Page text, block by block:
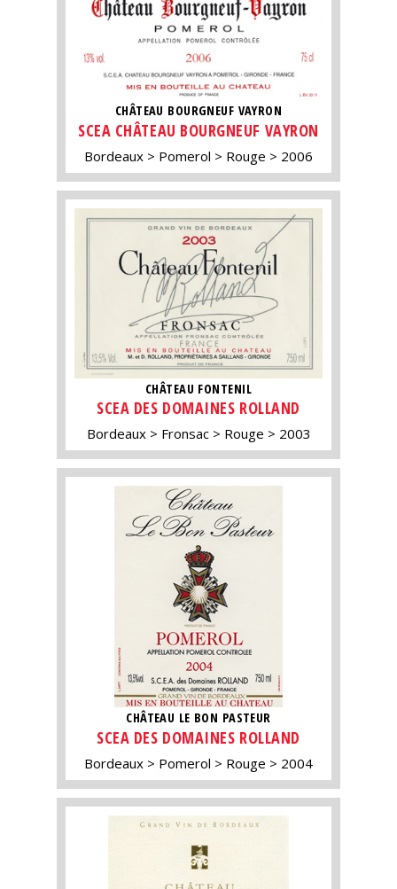
CHÂTEAU BOURGNEUF VAYRON
SCEA CHÂTEAU BOURGNEUF VAYRON
Bordeaux Pomerol Rouge 2006
CHÂTEAU FONTENIL
SCEA DES DOMAINES ROLLAND
Bordeaux Fronsac Rouge 2003
CHÂTEAU LE BON PASTEUR
SCEA DES DOMAINES ROLLAND
Bordeaux Pomerol Rouge 2004